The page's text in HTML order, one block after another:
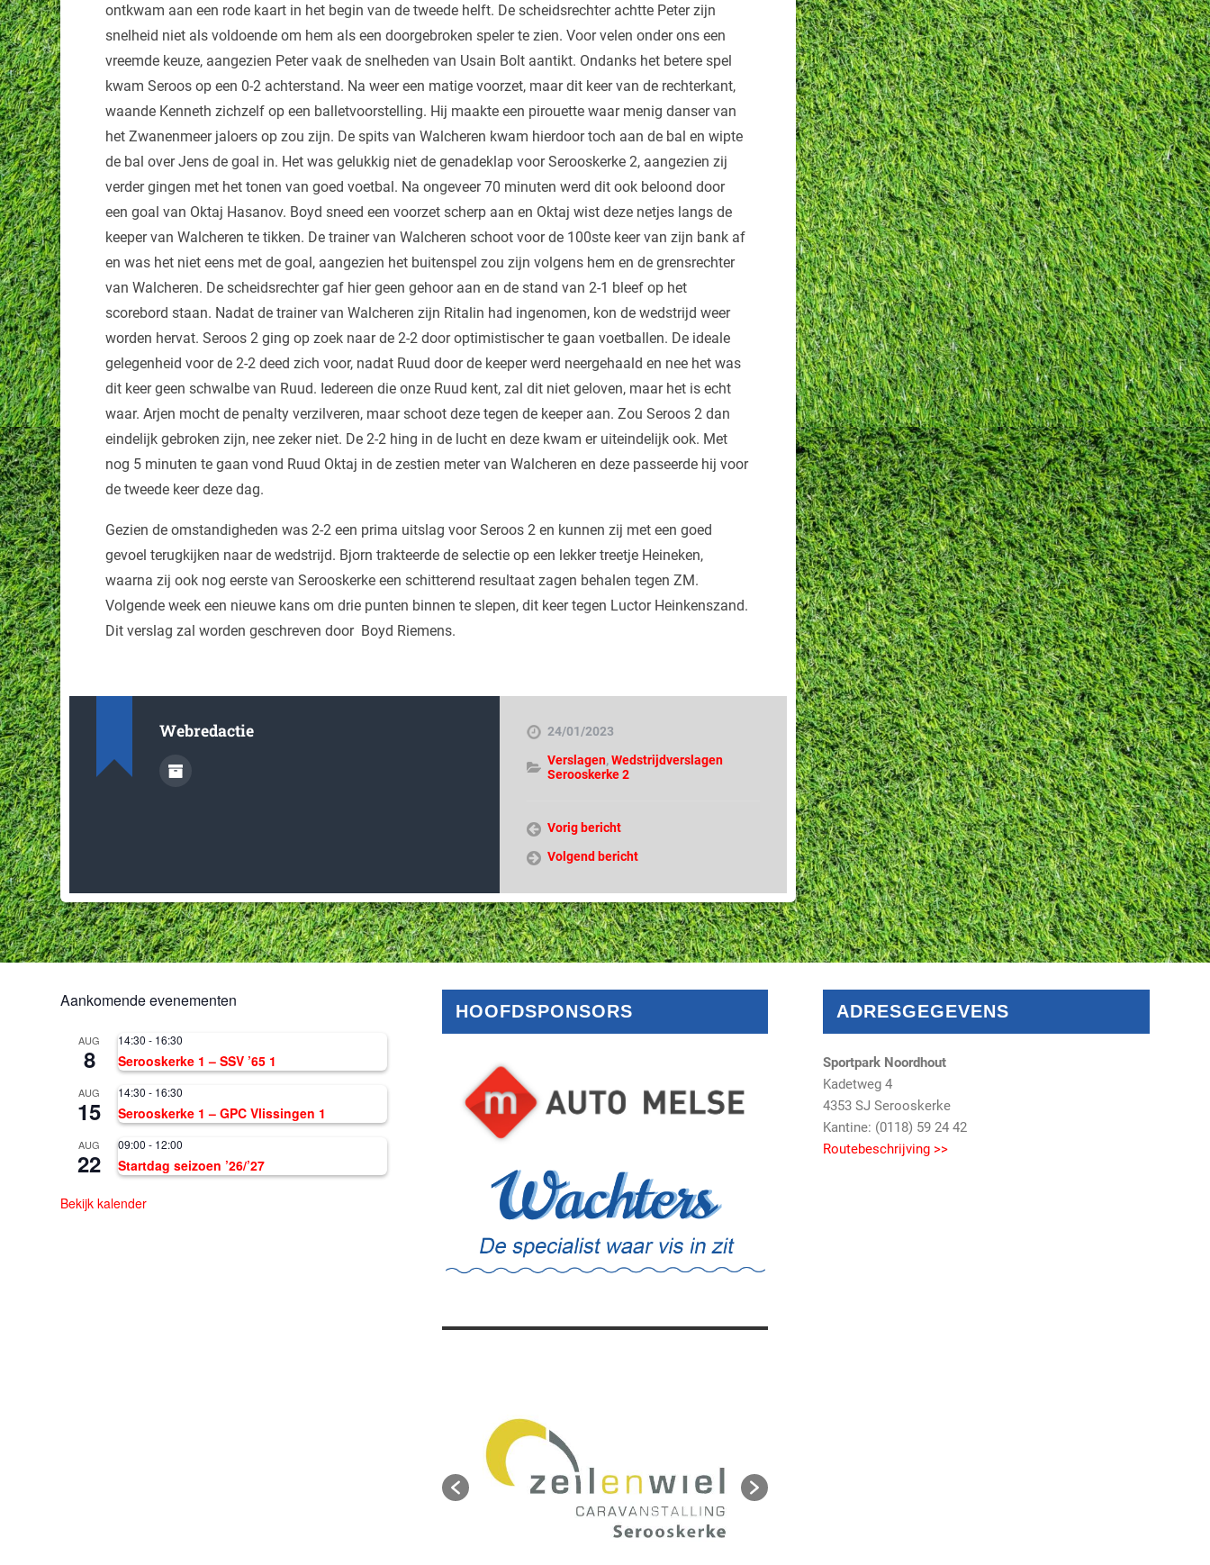
ontkwam aan een rode kaart in het begin van de tweede helft. De scheidsrechter achtte Peter zijn
snelheid niet als voldoende om hem als een doorgebroken speler te zien. Voor velen onder ons een
vreemde keuze, aangezien Peter vaak de snelheden van Usain Bolt aantikt. Ondanks het betere spel
kwam Seroos op een 0-2 achterstand. Na weer een matige voorzet, maar dit keer van de rechterkant,
waande Kenneth zichzelf op een balletvoorstelling. Hij maakte een pirouette waar menig danser van
het Zwanenmeer jaloers op zou zijn. De spits van Walcheren kwam hierdoor toch aan de bal en wipte
de bal over Jens de goal in. Het was gelukkig niet de genadeklap voor Serooskerke 2, aangezien zij
verder gingen met het tonen van goed voetbal. Na ongeveer 70 minuten werd dit ook beloond door
een goal van Oktaj Hasanov. Boyd sneed een voorzet scherp aan en Oktaj wist deze netjes langs de
keeper van Walcheren te tikken. De trainer van Walcheren schoot voor de 100ste keer van zijn bank af
en was het niet eens met de goal, aangezien het buitenspel zou zijn volgens hem en de grensrechter
van Walcheren. De scheidsrechter gaf hier geen gehoor aan en de stand van 2-1 bleef op het
scorebord staan. Nadat de trainer van Walcheren zijn Ritalin had ingenomen, kon de wedstrijd weer
worden hervat. Seroos 2 ging op zoek naar de 2-2 door optimistischer te gaan voetballen. De ideale
gelegenheid voor de 2-2 deed zich voor, nadat Ruud door de keeper werd neergehaald en nee het was
dit keer geen schwalbe van Ruud. Iedereen die onze Ruud kent, zal dit niet geloven, maar het is echt
waar. Arjen mocht de penalty verzilveren, maar schoot deze tegen de keeper aan. Zou Seroos 2 dan
eindelijk gebroken zijn, nee zeker niet. De 2-2 hing in de lucht en deze kwam er uiteindelijk ook. Met
nog 5 minuten te gaan vond Ruud Oktaj in de zestien meter van Walcheren en deze passeerde hij voor
de tweede keer deze dag.
Gezien de omstandigheden was 2-2 een prima uitslag voor Seroos 2 en kunnen zij met een goed
gevoel terugkijken naar de wedstrijd. Bjorn trakteerde de selectie op een lekker treetje Heineken,
waarna zij ook nog eerste van Serooskerke een schitterend resultaat zagen behalen tegen ZM.
Volgende week een nieuwe kans om drie punten binnen te slepen, dit keer tegen Luctor Heinkenszand.
Dit verslag zal worden geschreven door Boyd Riemens.
Webredactie
24/01/2023
Verslagen,Wedstrijdverslagen
Serooskerke 2
Vorig bericht
Volgend bericht
Aankomende evenementen
AUG
8
14:30 - 16:30
Serooskerke 1 – SSV ’65 1
AUG
15
14:30 - 16:30
Serooskerke 1 – GPC Vlissingen 1
AUG
22
09:00 - 12:00
Startdag seizoen ’26/’27
Bekijk kalender
HOOFDSPONSORS ADRESGEGEVENS
Sportpark Noordhout
Kadetweg 4
4353 SJ Serooskerke
Kantine: (0118) 59 24 42
Routebeschrijving >>